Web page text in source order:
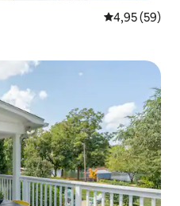
Évaluation
4,95 (59)